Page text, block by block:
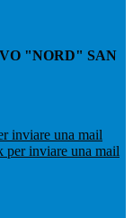
"NORD" SAN
inviare una mail
per inviare una mail